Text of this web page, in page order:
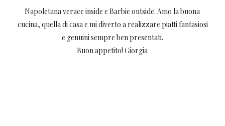
Napoletana verace inside e Barbie outside. Amo la buona
cucina, quella di casa e mi diverto a realizzare piatti fantasiosi
e genuini sempre ben presentati.
Buon appetito! Giorgia